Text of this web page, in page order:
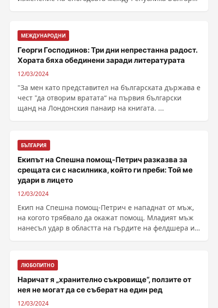
МЕЖДУНАРОДНИ
Георги Господинов: Три дни непрестанна радост.
Хората бяха обединени заради литературата
12/03/2024
"За мен като представител на българската държава е
чест "да отворим вратата“ на първия български
щанд на Лондонския панаир на книгата. ...
БЪЛГАРИЯ
Екипът на Спешна помощ-Петрич разказва за
срещата си с насилника, който ги преби: Той ме
удари в лицето
12/03/2024
Екип на Спешна помощ-Петрич е нападнат от мъж,
на когото трябвало да окажат помощ. Младият мъж
нанесъл удар в областта на гърдите на фелдшера и в
ЛЮБОПИТНО
Наричат я „хранително съкровище“, ползите от
нея не могат да се съберат на един ред
12/03/2024